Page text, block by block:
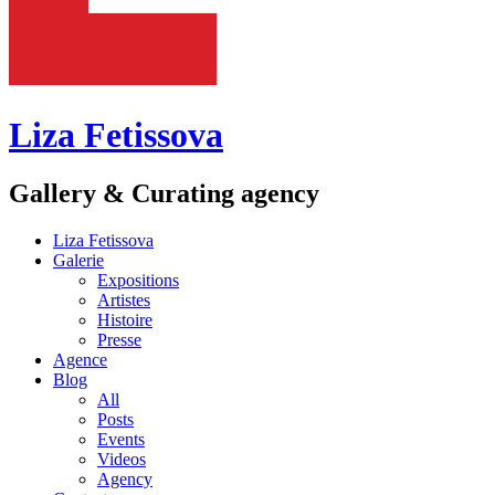
Liza Fetissova
Gallery & Curating agency
Liza Fetissova
Galerie
Expositions
Artistes
Histoire
Presse
Agence
Blog
All
Posts
Events
Videos
Agency